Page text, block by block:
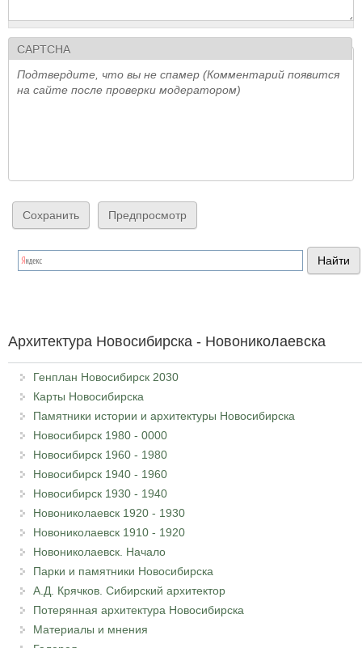
CAPTCHA
Подтвердите, что вы не спамер (Комментарий появится
на сайте после проверки модератором)
Архитектура Новосибирска - Новониколаевска
Генплан Новосибирск 2030
Карты Новосибирска
Памятники истории и архитектуры Новосибирска
Новосибирск 1980 - 0000
Новосибирск 1960 - 1980
Новосибирск 1940 - 1960
Новосибирск 1930 - 1940
Новониколаевск 1920 - 1930
Новониколаевск 1910 - 1920
Новониколаевск. Начало
Парки и памятники Новосибирска
А.Д. Крячков. Сибирский архитектор
Потерянная архитектура Новосибирска
Материалы и мнения